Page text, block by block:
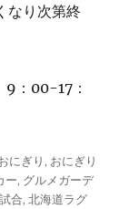
なり次第終
：00-17：
にぎり, おにぎり
ー, グルメガーデ
合,北海道ラグ